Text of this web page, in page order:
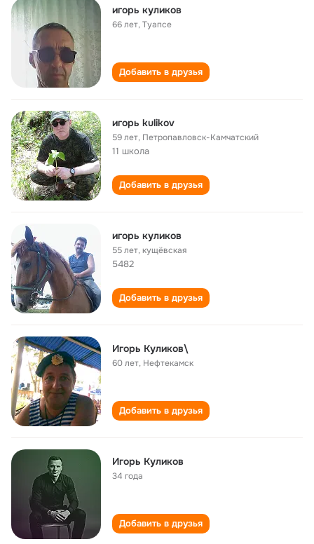
игорь куликов
66 лет,Туапсе
Добавить в друзья
игорь kulikov
59 лет, Петропавловск-Камчатский
11 школа
Добавить в друзья
игорь куликов
55 лет,кущёвская
5482
Добавить в друзья
Игорь Куликов\
60 лет, Нефтекамск
Добавить в друзья
Игорь Куликов
34 года
Добавить в друзья